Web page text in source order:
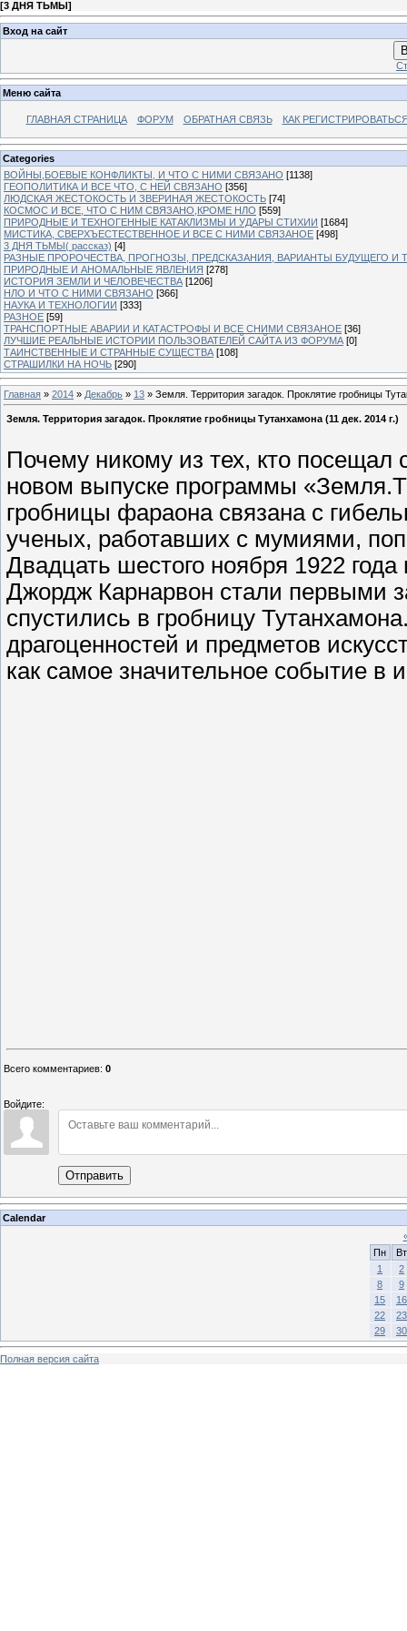
[3 ДНЯ ТЬМЫ]
Вход на сайт
Меню сайта
ГЛАВНАЯ СТРАНИЦА ФОРУМ ОБРАТНАЯ СВЯЗЬ КАК
Categories
ВОЙНЫ,БОЕВЫЕ КОНФЛИКТЫ, И ЧТО С НИМИ СВЯЗАНО [1138]
ГЕОПОЛИТИКА И ВСЕ ЧТО, С НЕЙ СВЯЗАНО [356]
ЛЮДСКАЯ ЖЕСТОКОСТЬ И ЗВЕРИНАЯ ЖЕСТОКОСТЬ [74]
КОСМОС И ВСЕ, ЧТО С НИМ СВЯЗАНО,КРОМЕ НЛО [559]
ПРИРОДНЫЕ И ТЕХНОГЕННЫЕ КАТАКЛИЗМЫ И УДАРЫ СТИХИИ [1684]
МИСТИКА, СВЕРХЪЕСТЕСТВЕННОЕ И ВСЕ С НИМИ СВЯЗАНОЕ [498]
3 ДНЯ ТЬМЫ( рассказ) [4]
РАЗНЫЕ ПРОРОЧЕСТВА, ПРОГНОЗЫ, ПРЕДСКАЗАНИЯ, ВАРИАНТЫ БУДУЩЕГО И
ПРИРОДНЫЕ И АНОМАЛЬНЫЕ ЯВЛЕНИЯ [278]
ИСТОРИЯ ЗЕМЛИ И ЧЕЛОВЕЧЕСТВА [1206]
НЛО И ЧТО С НИМИ СВЯЗАНО [366]
НАУКА И ТЕХНОЛОГИИ [333]
РАЗНОЕ [59]
ТРАНСПОРТНЫЕ АВАРИИ И КАТАСТРОФЫ И ВСЕ СНИМИ СВЯЗАНОЕ [36]
ЛУЧШИЕ РЕАЛЬНЫЕ ИСТОРИИ ПОЛЬЗОВАТЕЛЕЙ САЙТА ИЗ ФОРУМА [0]
ТАИНСТВЕННЫЕ И СТРАННЫЕ СУЩЕСТВА [108]
СТРАШИЛКИ НА НОЧЬ [290]
Главная » 2014 » Декабрь » 13 » Земля. Территория загадок. Проклятие гробницы
Земля. Территория загадок. Проклятие гробницы Тутанхамона (11 дек. 2014 г.)
Почему никому из тех, кто
новом выпуске программы
гробницы фараона связана с
ученых, работавших с мумиями,
Двадцать шестого ноября 1922
Джордж Карнарвон стали первыми
спустились в гробницу
драгоценностей и предметов
как самое значительное событие в
Всего комментариев: 0
Войдите:
Отправить
Calendar
Пн
Вт
1
2
8
9
15
16
22
23
29
30
Полная версия сайта